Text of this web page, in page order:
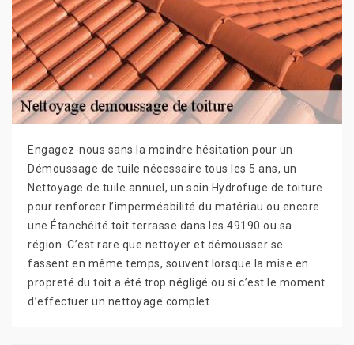
Engagez-nous sans la moindre hésitation pour un
Démoussage de tuile nécessaire tous les 5 ans, un
Nettoyage de tuile annuel, un soin Hydrofuge de toiture
pour renforcer l’imperméabilité du matériau ou encore
une Étanchéité toit terrasse dans les 49190 ou sa
région. C’est rare que nettoyer et démousser se
fassent en même temps, souvent lorsque la mise en
propreté du toit a été trop négligé ou si c’est le moment
d’effectuer un nettoyage complet.